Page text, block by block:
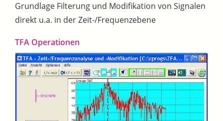
Grundlage Filterung und Modifikation von Signalen
direkt u.a. in der Zeit-/Frequenzebene
TFA Operationen